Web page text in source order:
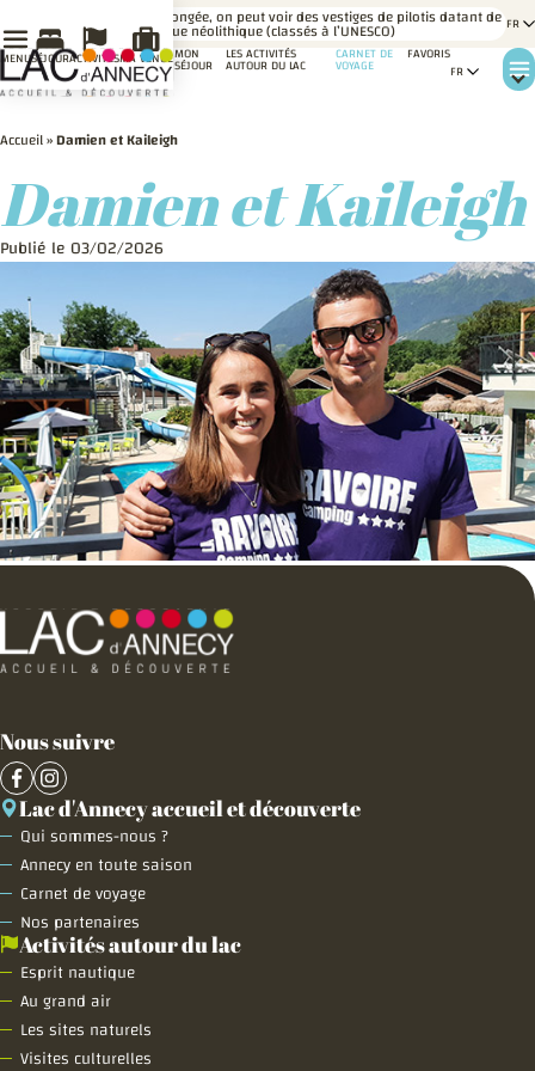
SAVIEZ-
VOUS ?
En plongée, on peut voir des vestiges de pilotis datant de
l’époque néolithique (classés à l’UNESCO)
MON
SÉJOUR
LES ACTIVITÉS
AUTOUR DU LAC
CARNET DE
VOYAGE
FAVORIS
MENUSÉJOURACTIVITÉSMA VENUE
Accueil»Damien et Kaileigh
Damien et Kaileigh
Publié le 03/02/2026
Nous suivre
Lac d'Annecy accueil et découverte
Qui sommes-nous ?
Annecy en toute saison
Carnet de voyage
Nos partenaires
Activités autour du lac
Esprit nautique
Au grand air
Les sites naturels
Visites culturelles